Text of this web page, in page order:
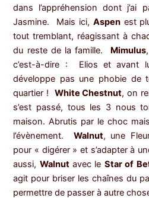
dans l’appréhension dont j’ai
Jasmine. Mais ici, Aspenest
tout tremblant, réagissant à
du reste de la famille. Mimulus
c’est-à-dire : Elios et avant
développe pas une phobie de
quartier ! White Chestnut, on
s’est passé, tous les 3 nous
maison. Abrutis par le choc
l’évènement.Walnut, une
pour « digérer » et s’adapter à
aussi, Walnutavec le Star of
agit pour briser les chaînes du
permettre de passer à autre